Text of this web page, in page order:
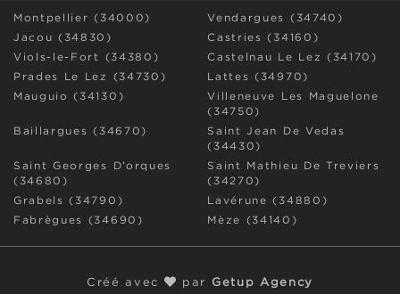
Montpellier (34000)
Vendargues (34740)
Jacou (34830)
Castries (34160)
Viols-le-Fort (34380)
Castelnau Le Lez (34170)
Prades Le Lez (34730)
Lattes (34970)
Mauguio (34130)
Villeneuve Les Maguelone
(34750)
Baillargues (34670)
Saint Jean De Vedas
(34430)
Saint Georges D’orques
(34680)
Saint Mathieu De Treviers
(34270)
Grabels (34790)
Lavérune (34880)
Fabrègues (34690)
Mèze (34140)
Créé avec par Getup Agency